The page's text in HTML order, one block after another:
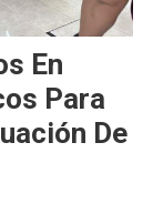
En
Para
De